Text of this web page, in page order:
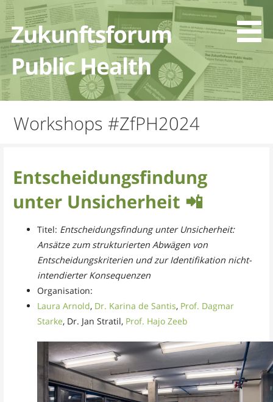
Zum
Inhalt
springen
Zukunftsforum
Public Health
Workshops #ZfPH2024
Entscheidungsfindung
unter Unsicherheit 📲
Titel: Entscheidungsfindung unter Unsicherheit:
Ansätze zum strukturierten Abwägen von
Entscheidungskriterien und zur Identifikation nicht-
intendierter Konsequenzen
Organisation:
Laura Arnold, Dr. Karina de Santis, Prof. Dagmar
Starke, Dr. Jan Stratil, Prof. Hajo Zeeb